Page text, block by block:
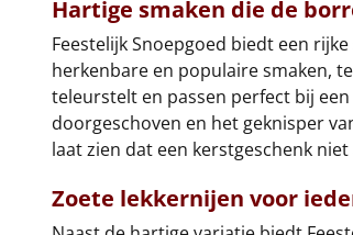
Hartige smaken die de
Feestelijk Snoepgoed biedt een
herkenbare en populaire smaken,
teleurstelt en passen perfect bij
doorgeschoven en het geknisper
laat zien dat een kerstgeschenk
Zoete lekkernijen voor